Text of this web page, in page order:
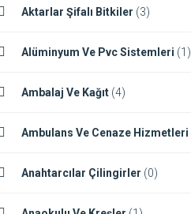
Aktarlar Şifalı Bitkiler (3)
Alüminyum Ve Pvc Sistemleri (1)
Ambalaj Ve Kağıt (4)
Ambulans Ve Cenaze Hizmetleri
Anahtarcılar Çilingirler (0)